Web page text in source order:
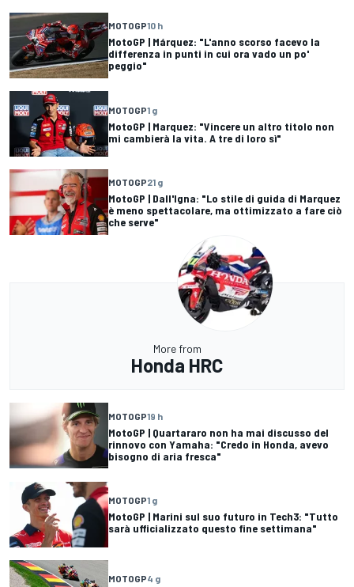
MOTOGP10 h
MotoGP | Márquez: "L'anno scorso facevo la
differenza in punti in cui ora vado un po'
peggio"
MOTOGP1 g
MotoGP | Marquez: "Vincere un altro titolo non
mi cambierà la vita. A tre di loro sì"
MOTOGP21 g
MotoGP | Dall'Igna: "Lo stile di guida di Marquez
è meno spettacolare, ma ottimizzato a fare ciò
che serve"
More from
Honda HRC
MOTOGP19 h
MotoGP | Quartararo non ha mai discusso del
rinnovo con Yamaha: "Credo in Honda, avevo
bisogno di aria fresca"
MOTOGP1 g
MotoGP | Marini sul suo futuro in Tech3: "Tutto
sarà ufficializzato questo fine settimana"
MOTOGP4 g